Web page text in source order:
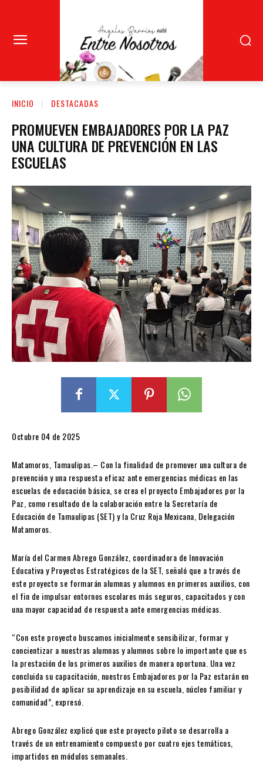
INICIO DESTACADAS
PROMUEVEN EMBAJADORES POR LA PAZ
UNA CULTURA DE PREVENCIÓN EN LAS
ESCUELAS
Octubre 04 de 2025
Matamoros, Tamaulipas.– Con la finalidad de promover una cultura de
prevención y una respuesta eficaz ante emergencias médicas en las
escuelas de educación básica, se crea el proyecto Embajadores por la
Paz, como resultado de la colaboración entre la Secretaría de
Educación de Tamaulipas (SET) y la Cruz Roja Mexicana, Delegación
Matamoros.
María del Carmen Abrego González, coordinadora de Innovación
Educativa y Proyectos Estratégicos de la SET, señaló que a través de
este proyecto se formarán alumnas y alumnos en primeros auxilios, con
el fin de impulsar entornos escolares más seguros, capacitados y con
una mayor capacidad de respuesta ante emergencias médicas.
“Con este proyecto buscamos inicialmente sensibilizar, formar y
concientizar a nuestras alumnas y alumnos sobre lo importante que es
la prestación de los primeros auxilios de manera oportuna. Una vez
concluida su capacitación, nuestros Embajadores por la Paz estarán en
posibilidad de aplicar su aprendizaje en su escuela, núcleo familiar y
comunidad”, expresó.
Abrego González explicó que este proyecto piloto se desarrolla a
través de un entrenamiento compuesto por cuatro ejes temáticos,
impartidos en módulos semanales.